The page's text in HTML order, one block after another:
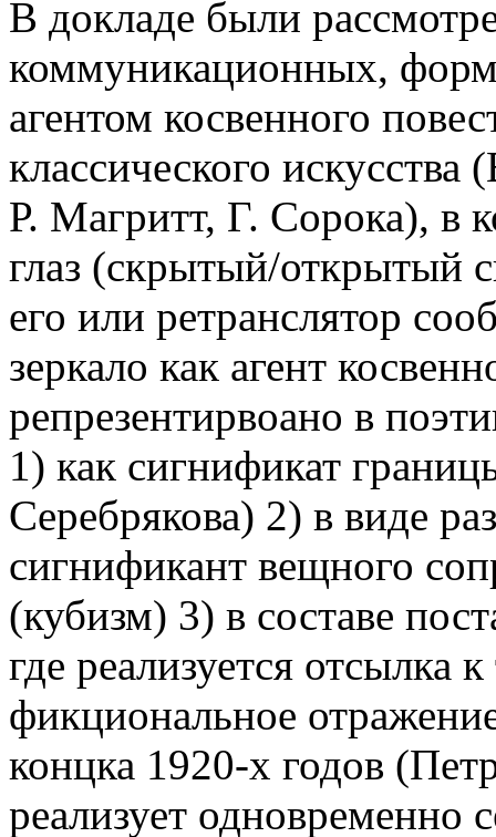
В докладе были
коммуникационных,
агентом косвенного
классического
Р. Магритт, Г. Сорока), в
глаз (скрытый/открытый
его или ретранслятор
зеркало как агент
репрезентирвоано в
1) как сигнификат
Серебрякова) 2) в виде
сигнификант вещного
(кубизм) 3) в составе
где реализуется отсылка
фикциональное
концка 1920-х годов
реализует одновременно